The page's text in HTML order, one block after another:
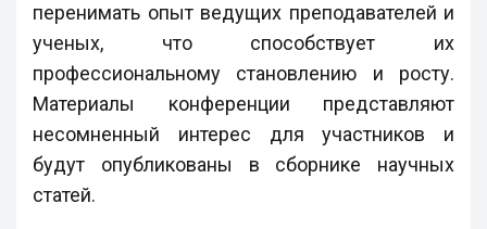
перенимать опыт ведущих преподавателей и
ученых, что способствует их
профессиональному становлению и росту.
Материалы конференции представляют
несомненный интерес для участников и
будут опубликованы в сборнике научных
статей.